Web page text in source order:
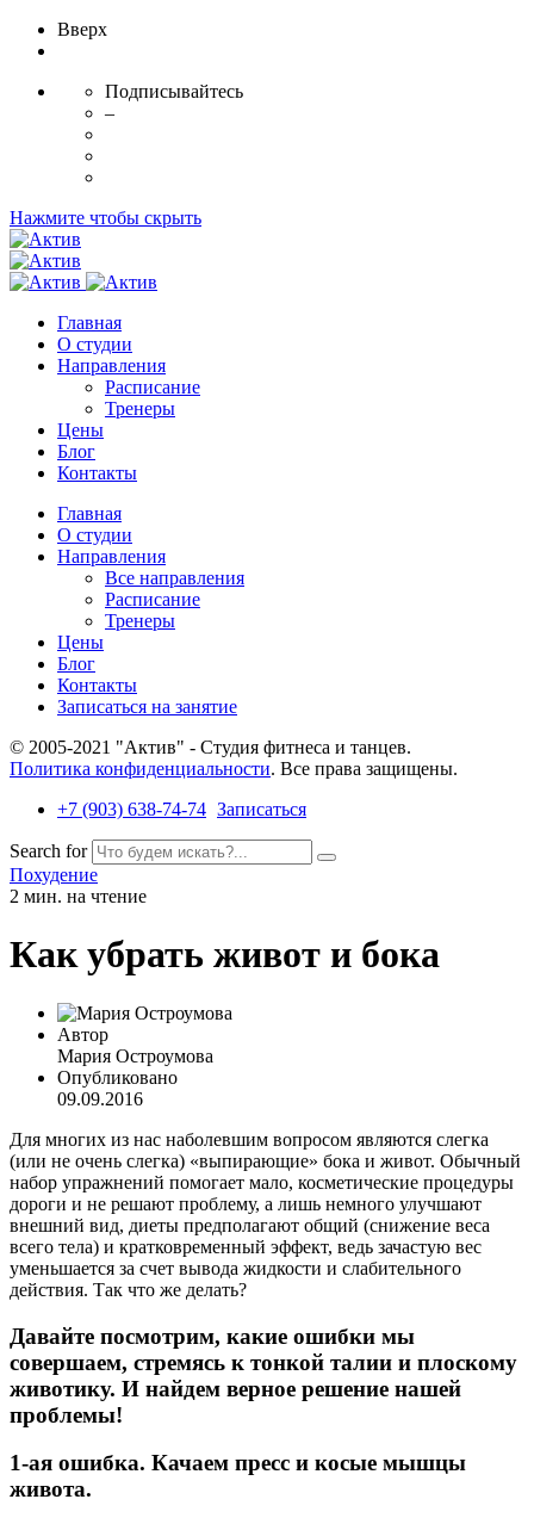
Вверх
Подписывайтесь
–
Нажмите чтобы скрыть
Главная
О студии
Направления
Расписание
Тренеры
Цены
Блог
Контакты
Главная
О студии
Направления
Все направления
Расписание
Тренеры
Цены
Блог
Контакты
Записаться на занятие
© 2005-2021 "Актив" - Студия фитнеса и танцев.
Политика конфиденциальности. Все права защищены.
+7 (903) 638-74-74 Записаться
Search for
Похудение
2 мин. на чтение
Как убрать живот и бока
Автор
Мария Остроумова
Опубликовано
09.09.2016
Для многих из нас наболевшим вопросом являются слегка
(или не очень слегка) «выпирающие» бока и живот. Обычный
набор упражнений помогает мало, косметические процедуры
дороги и не решают проблему, а лишь немного улучшают
внешний вид, диеты предполагают общий (снижение веса
всего тела) и кратковременный эффект, ведь зачастую вес
уменьшается за счет вывода жидкости и слабительного
действия. Так что же делать?
Давайте посмотрим, какие ошибки мы
совершаем, стремясь к тонкой талии и плоскому
животику. И найдем верное решение нашей
проблемы!
1-ая ошибка. Качаем пресс и косые мышцы
живота.